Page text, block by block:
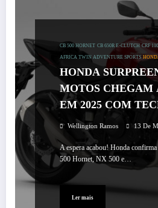
CB 500 HORNET CB 650R E-CLUTCH CRF
AFRICA TWIN ADVENTURE SPORTS
HONDA
MOTOS CHEGAM
EM 2025 COM
INÉDITAS!
Wellington Ramos 13 De
A espera acabou! Honda
500 Hornet, NX 500 e…
Ler mais